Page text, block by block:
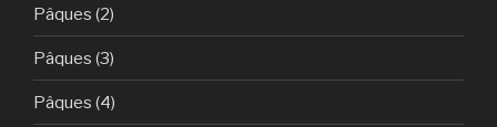
Pâques (2)
Pâques (3)
Pâques (4)